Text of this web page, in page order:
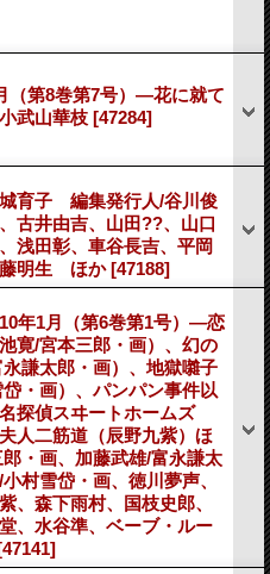
第8巻第7号）―花に就て
武山華枝 [47284]
育子 編集発行人/谷川俊
古井由吉、山田??、山口
浅田彰、車谷長吉、平岡
藤明生 ほか[47188]
年1月（第6巻第1号）―恋
寛/宮本三郎・画）、幻の
謙太郎・画）、地獄囃子
岱・画）、パンパン事件以
探偵スヰートホームズ
人二筋道（辰野九紫）ほ
・画、加藤武雄/富永謙太
村雪岱・画、徳川夢声、
、森下雨村、国枝史郎、
、水谷準、ベーブ・ルー